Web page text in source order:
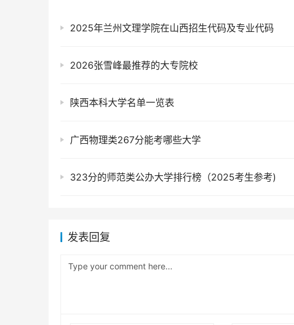
2025年兰州文理学院在山西招生代码及专业代码
2026张雪峰最推荐的大专院校
陕西本科大学名单一览表
广西物理类267分能考哪些大学
323分的师范类公办大学排行榜（2025考生参考)
发表回复